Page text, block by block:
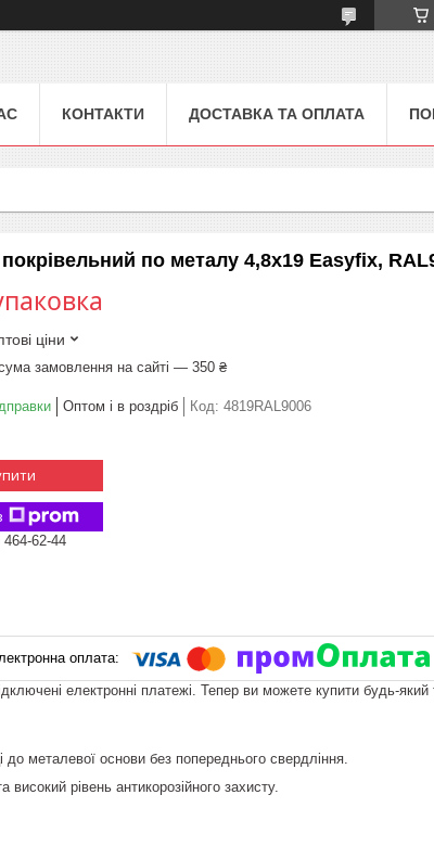
КОНТАКТИ ДОСТАВКА ТА ОПЛАТА
по металу 4,8x19 Easyfix,
ціни
замовлення на сайті — 350 ₴
Оптом і в роздріб Код: 4819RAL9006
62-44
електронні платежі. Тепер ви можете купити будь-
металевої основи без попереднього свердління.
рівень антикорозійного захисту.